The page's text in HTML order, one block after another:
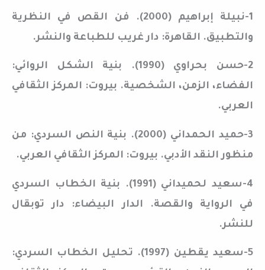
1-نبيلة إبراهيم (2000). فن القص في النظرية
والتطبيق. القاهرة: دار غريب للطباعة والنشر.
2-حسن بحراوي (1990). بنية الشكل الروائي:
الفضاء، الزمن، الشخصية. بيروت: المركز الثقافي
العربي.
3-حميد الحمداني (2000). بنية النص السردي: من
منظور النقد الأدبي. بيروت: المركز الثقافي العربي.
4-سعيد لحميداني (1991). بنية الخطاب السردي
في الرواية والقصة. الدار البيضاء: دار توبقال
للنشر.
5-سعيد يقطين (1997). تحليل الخطاب السردي: